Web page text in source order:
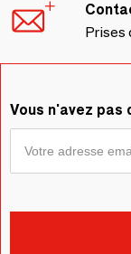
Prises
Vous n'avez pas